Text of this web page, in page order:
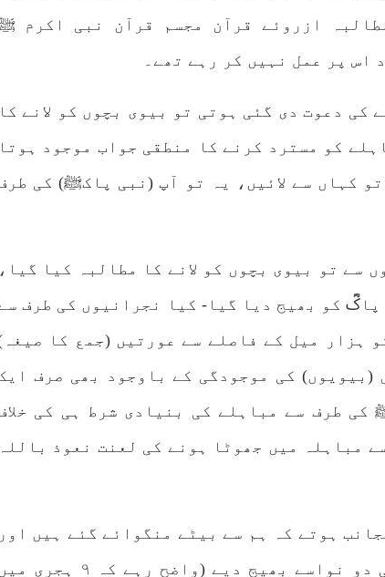
ازروئے قرآن مجسم قرآن نبی اکرم
اس پر عمل نہیں کر رہے تھے۔
دعوت دی گئی ہوتی تو بیوی بچوں کو لانے کا
کو مسترد کرنے کا منطقی جواب موجود ہوتا
کہاں سے لائیں، یہ تو آپ (نبی پاکﷺ) کی
سے تو بیوی بچوں کو لانے کا مطالبہ کیا گیا،
کو بھیج دیا گیا- کیا نجرانیوں کی طرف
ہزار میل کے فاصلے سے عورتیں (جمع کا
کی موجودگی کے باوجود بھی صرف
طرف سے مباہلے کی بنیادی شرط ہی کی
مباہلہ میں جھوٹا ہونے کی لعنت نعوذ باللہ
ہوتے کہ ہم سے بیٹے منگوائے گئے ہیں اور
خود اپنے بیٹے کے موجود ہوتے ہوئے بھی دو نواسے بھیج دیے (واضح رہے کہ ۹